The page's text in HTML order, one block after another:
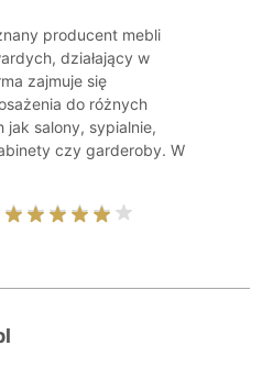
producent mebli
działający w
zajmuje się
do różnych
jak salony, sypialnie,
czy garderoby. W